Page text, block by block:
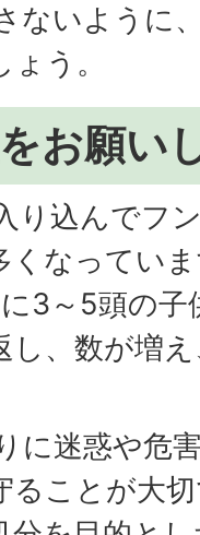
ないように
う。
お願い
り込んでフ
くなってい
3～5頭の
し、数が増
に迷惑や危
ることが大